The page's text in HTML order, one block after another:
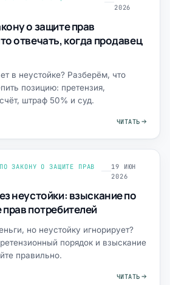
2026
о защите прав
отвечать, когда продавец
в неустойке? Разберём, что
позицию: претензия,
штраф 50% и суд.
ЧИТАТЬ
ЗАКОНУ О ЗАЩИТЕ ПРАВ
19 ИЮН
2026
неустойки: взыскание по
потребителей
но неустойку игнорирует?
порядок и взыскание
правильно.
ЧИТАТЬ